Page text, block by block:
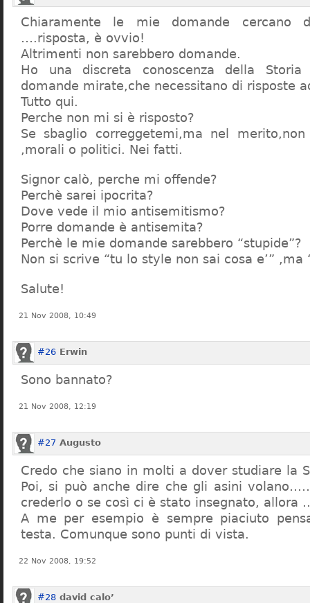
Chiaramente le mie domande cercano
….risposta, è ovvio!
Altrimenti non sarebbero domande.
Ho una discreta conoscenza della
domande mirate,che necessitano di risposte
Tutto qui.
Perche non mi si è risposto?
Se sbaglio correggetemi,ma nel
,morali o politici. Nei fatti.
Signor calò, perche mi offende?
Perchè sarei ipocrita?
Dove vede il mio antisemitismo?
Porre domande è antisemita?
Perchè le mie domande sarebbero “stupide”?
Non si scrive “tu lo style non sai cosa e’” ,ma
Salute!
21 Nov 2008, 10:49
#26 Erwin
Sono bannato?
21 Nov 2008, 12:19
#27 Augusto
Credo che siano in molti a dover studiare la
Poi, si può anche dire che gli asini
crederlo o se così ci è stato insegnato,
A me per esempio è sempre piaciuto
testa. Comunque sono punti di vista.
22 Nov 2008, 19:52
#28 david calo’